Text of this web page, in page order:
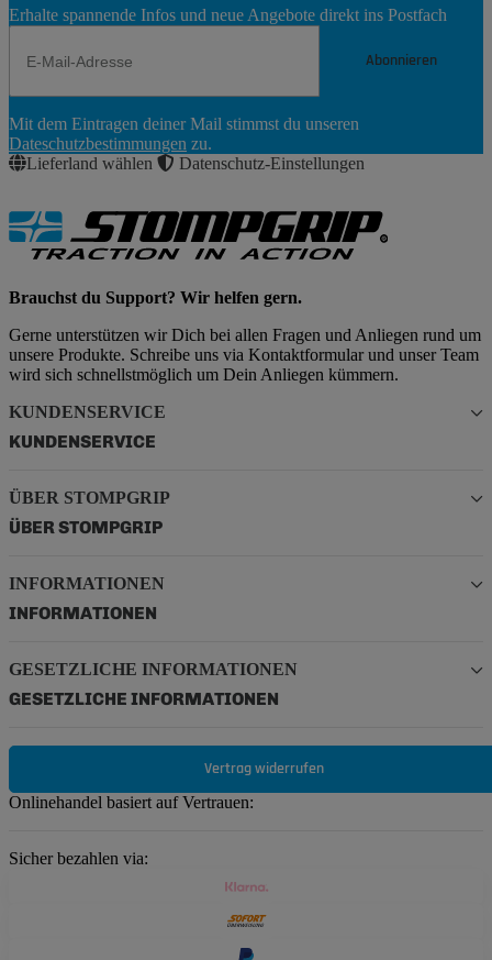
Erhalte spannende Infos und neue Angebote direkt ins Postfach
Abonnieren
Abonnieren
Mit dem Eintragen deiner Mail stimmst du unseren
Dateschutzbestimmungen zu.
Lieferland wählen
Datenschutz-Einstellungen
Brauchst du Support? Wir helfen gern.
Gerne unterstützen wir Dich bei allen Fragen und Anliegen rund um
unsere Produkte. Schreibe uns via Kontaktformular und unser Team
wird sich schnellstmöglich um Dein Anliegen kümmern.
KUNDENSERVICE
KUNDENSERVICE
ÜBER STOMPGRIP
ÜBER STOMPGRIP
INFORMATIONEN
INFORMATIONEN
GESETZLICHE INFORMATIONEN
GESETZLICHE INFORMATIONEN
Vertrag widerrufen
Onlinehandel basiert auf Vertrauen:
Sicher bezahlen via: